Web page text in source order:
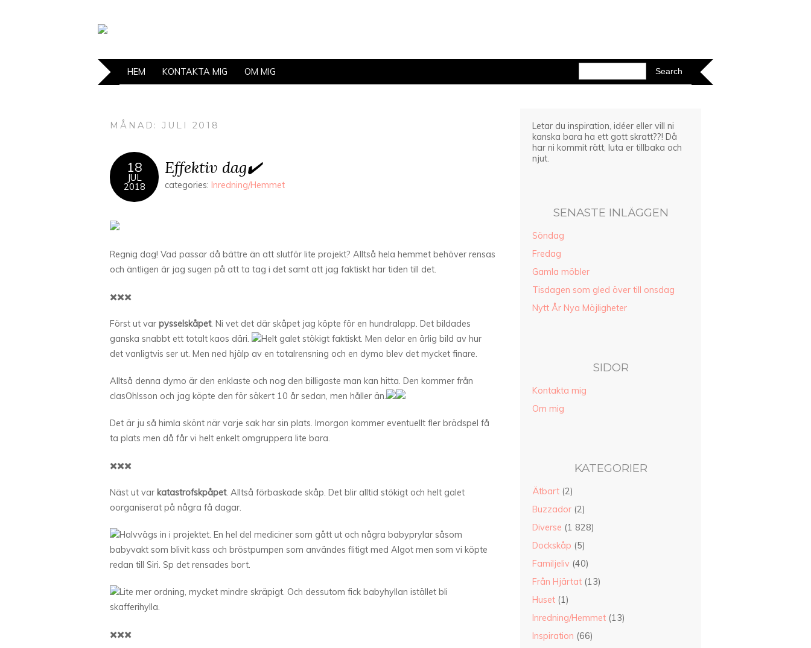
HEM KONTAKTA MIG OM MIG
MÅNAD: JULI 2018
18
JUL
2018
Effektiv dag✔️
categories: Inredning/Hemmet
Regnig dag! Vad passar då bättre än att slutför lite projekt? Alltså hela hemmet behöver rensas
och äntligen är jag sugen på att ta tag i det samt att jag faktiskt har tiden till det.
✖️✖️✖️
Först ut var pysselskåpet. Ni vet det där skåpet jag köpte för en hundralapp. Det bildades
ganska snabbt ett totalt kaos däri.
Helt galet stökigt faktiskt. Men delar en ärlig bild av hur
det vanligtvis ser ut. Men ned hjälp av en totalrensning och en dymo blev det mycket finare.
Alltså denna dymo är den enklaste och nog den billigaste man kan hitta. Den kommer från
clasOhlsson och jag köpte den för säkert 10 år sedan, men håller än.
Det är ju så himla skönt när varje sak har sin plats. Imorgon kommer eventuellt fler brädspel få
ta plats men då får vi helt enkelt omgruppera lite bara.
✖️✖️✖️
Näst ut var katastrofskpåpet. Alltså förbaskade skåp. Det blir alltid stökigt och helt galet
oorganiserat på några få dagar.
Halvvägs in i projektet. En hel del mediciner som gått ut och några babyprylar såsom
babyvakt som blivit kass och bröstpumpen som användes flitigt med Algot men som vi köpte
redan till Siri. Sp det rensades bort.
Lite mer ordning, mycket mindre skräpigt. Och dessutom fick babyhyllan istället bli
skafferihylla.
✖️✖️✖️
Letar du inspiration, idéer eller vill ni
kanska bara ha ett gott skratt??! Då
har ni kommit rätt, luta er tillbaka och
njut.
SENASTE INLÄGGEN
Söndag
Fredag
Gamla möbler
Tisdagen som gled över till onsdag
Nytt År Nya Möjligheter
SIDOR
Kontakta mig
Om mig
KATEGORIER
Ätbart (2)
Buzzador (2)
Diverse (1 828)
Dockskåp (5)
Familjeliv (40)
Från Hjärtat (13)
Huset (1)
Inredning/Hemmet (13)
Inspiration (66)